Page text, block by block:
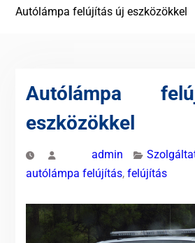
Autólámpa felújítás új eszközökkel
Autólámpa
eszközökkel
admin
autólámpa felújítás, felújítás